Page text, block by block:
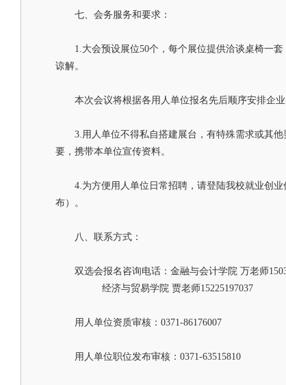
七、会务服务和要求：
1.大会预设展位50个，每个展位提供洽谈桌椅一
谅解。
本次会议将根据各用人单位报名先后顺序安排企业
3.用人单位不得私自搭建展台，有特殊需求或其
要，携带本单位宣传资料。
4.为方便用人单位日常招聘，请登陆我校就业创
布）。
八、联系方式：
双选会报名咨询电话：金融与会计学院 万老师
经济与贸易学院 贾老师15225197037
用人单位资质审核：0371-86176007
用人单位职位发布审核：0371-63515810